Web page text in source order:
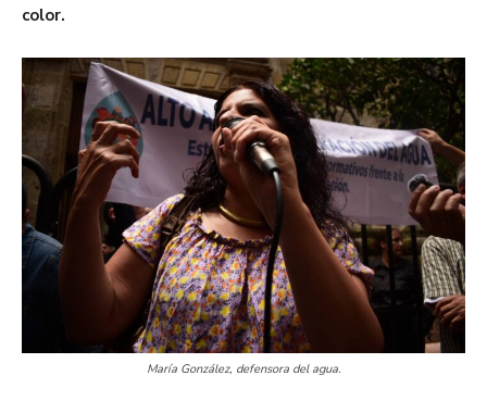
color.
María González, defensora del agua.